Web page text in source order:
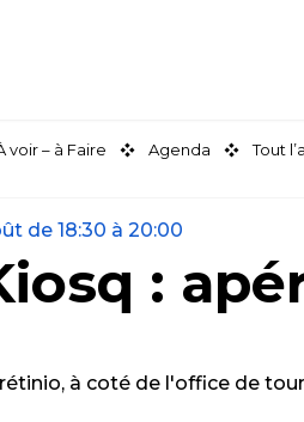
voir – à Faire Agenda Tout
de 18:30 à 20:00
:
à coté de l'office de